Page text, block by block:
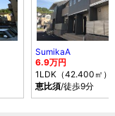
SumikaA
6.9万円
1LDK（42.400㎡）
恵比須/徒歩9分